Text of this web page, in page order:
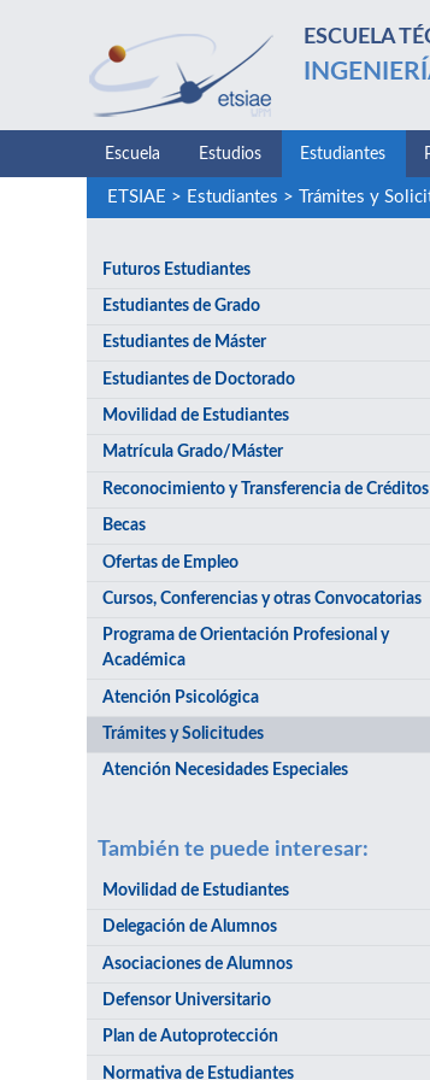
ESCUELA
Escuela Estudios Estudiantes
ETSIAE > Estudiantes > Trámites y
Futuros Estudiantes
Estudiantes de Grado
Estudiantes de Máster
Estudiantes de Doctorado
Movilidad de Estudiantes
Matrícula Grado/Máster
Reconocimiento y Transferencia de Créditos
Becas
Ofertas de Empleo
Cursos, Conferencias y otras Convocatorias
Programa de Orientación Profesional y
Académica
Atención Psicológica
Trámites y Solicitudes
Atención Necesidades Especiales
También te puede interesar:
Movilidad de Estudiantes
Delegación de Alumnos
Asociaciones de Alumnos
Defensor Universitario
Plan de Autoprotección
Normativa de Estudiantes